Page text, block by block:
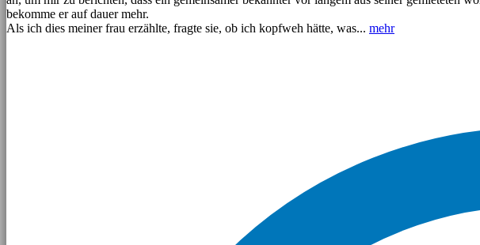
bekomme er auf dauer mehr.
Als ich dies meiner frau erzählte, fragte sie, ob ich kopfweh hätte, was... mehr